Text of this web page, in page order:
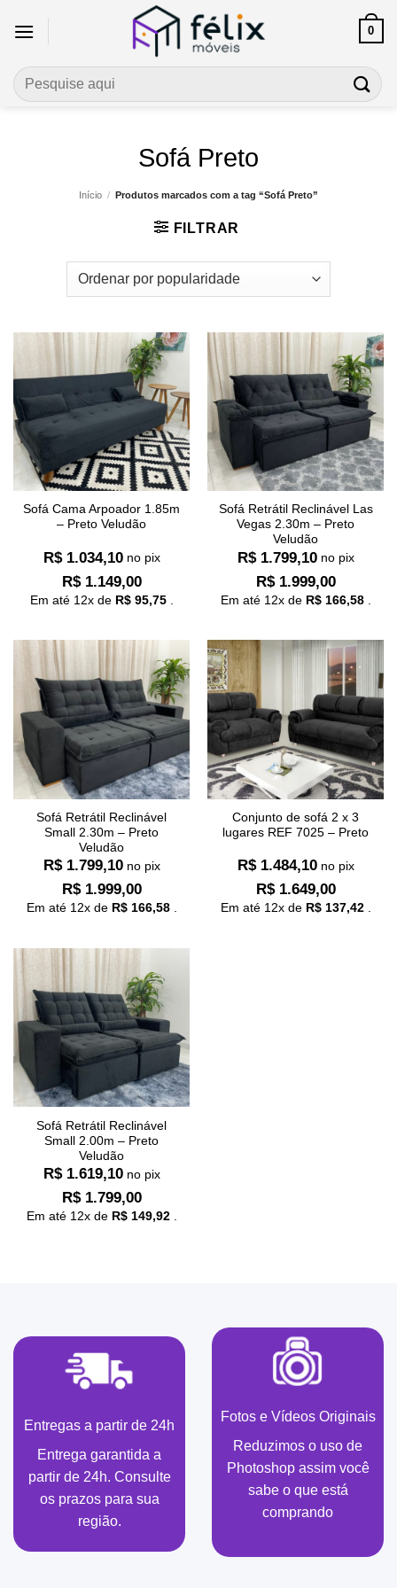
0
Pesquisar
por:
Sofá Preto
Início / Produtos marcados com a tag “Sofá Preto”
FILTRAR
Sofá Cama Arpoador 1.85m
– Preto Veludão
R$1.034,10 no pix
R$1.149,00
Em até 12x de R$95,75.
Sofá Retrátil Reclinável Las
Vegas 2.30m – Preto
Veludão
R$1.799,10 no pix
R$1.999,00
Em até 12x de R$166,58.
Sofá Retrátil Reclinável
Small 2.30m – Preto
Veludão
R$1.799,10 no pix
R$1.999,00
Em até 12x de R$166,58.
Conjunto de sofá 2 x 3
lugares REF 7025 – Preto
R$1.484,10 no pix
R$1.649,00
Em até 12x de R$137,42.
Sofá Retrátil Reclinável
Small 2.00m – Preto
Veludão
R$1.619,10 no pix
R$1.799,00
Em até 12x de R$149,92.
Entregas a partir de 24h
Entrega garantida a
partir de 24h. Consulte
os prazos para sua
região.
Fotos e Vídeos Originais
Reduzimos o uso de
Photoshop assim você
sabe o que está
comprando